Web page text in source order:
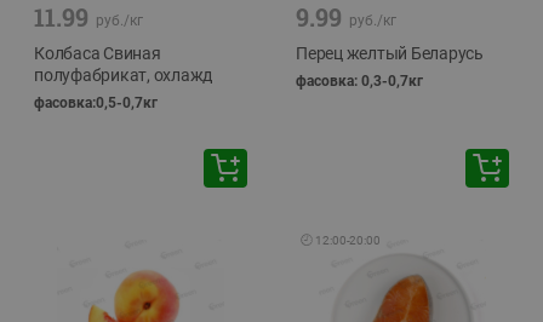
11.99 руб./кг
Колбаса Свиная
полуфабрикат, охлажд
фасовка:0,5-0,7кг
9.99 руб./кг
Перец желтый Беларусь
фасовка: 0,3-0,7кг
🕘 12:00-20:00